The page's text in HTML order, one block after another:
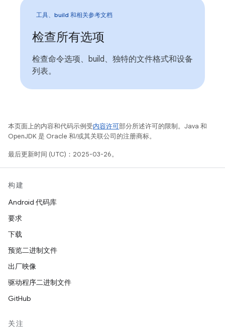
工具、build 和相关参考文档
检查所有选项
检查命令选项、build、独特的文件格式和设备
列表。
本页面上的内容和代码示例受内容许可部分所述许可的限制。Java 和
OpenJDK 是 Oracle 和/或其关联公司的注册商标。
最后更新时间 (UTC)：2025-03-26。
构建
Android 代码库
要求
下载
预览二进制文件
出厂映像
驱动程序二进制文件
GitHub
关注